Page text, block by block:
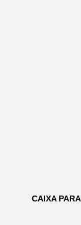
CAIXA